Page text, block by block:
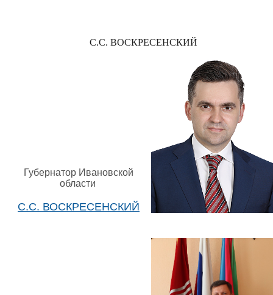
С.С. ВОСКРЕСЕНСКИЙ
Губернатор Ивановской
области
С.С. ВОСКРЕСЕНСКИЙ